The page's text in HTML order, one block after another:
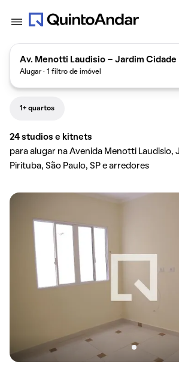
Av. Menotti Laudisio - Jardim
Alugar · 1 filtro de imóvel
1+ quartos
24 studios e kitnets
para alugar na Avenida Menotti Laudisio,
Pirituba, São Paulo, SP e arredores